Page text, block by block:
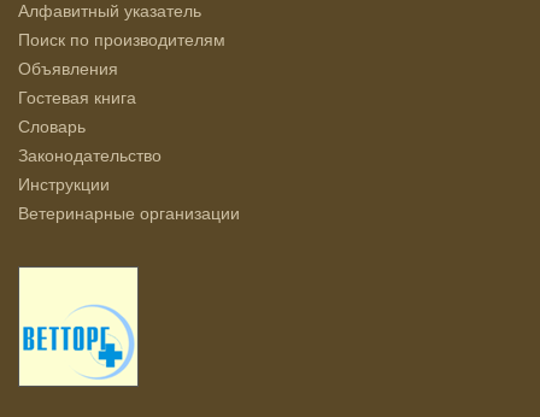
Алфавитный указатель
Поиск по производителям
Объявления
Гостевая книга
Словарь
Законодательство
Инструкции
Ветеринарные организации